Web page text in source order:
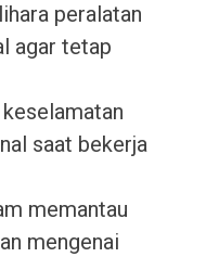
peralatan
agar tetap
saat bekerja
memantau
mengenai